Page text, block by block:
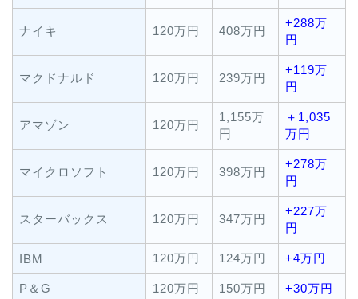
ナイキ 120万円 408万円
+288万
円
マクドナルド 120万円 239万円
+119万
円
アマゾン 120万円
1,155万
円
＋1,035
万円
マイクロソフト 120万円 398万円
+278万
円
スターバックス 120万円 347万円
+227万
円
IBM 120万円 124万円 +4万円
P＆G 120万円 150万円 +30万円